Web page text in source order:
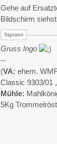
Gehe auf
Bildschirm
Gruss Ingo
--
(VA: ehem.
Classic 9303/01
Mühle:
5Kg